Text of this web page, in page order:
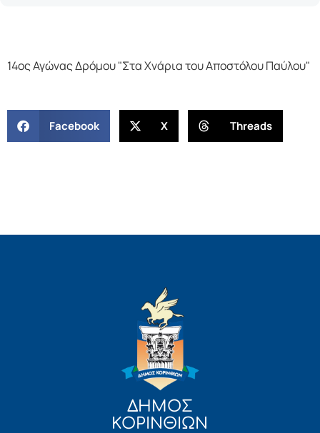
14ος Αγώνας Δρόμου "Στα Χνάρια του Αποστόλου Παύλου"
Facebook X Threads
ΔΗΜΟΣ
ΚΟΡΙΝΘΙΩΝ